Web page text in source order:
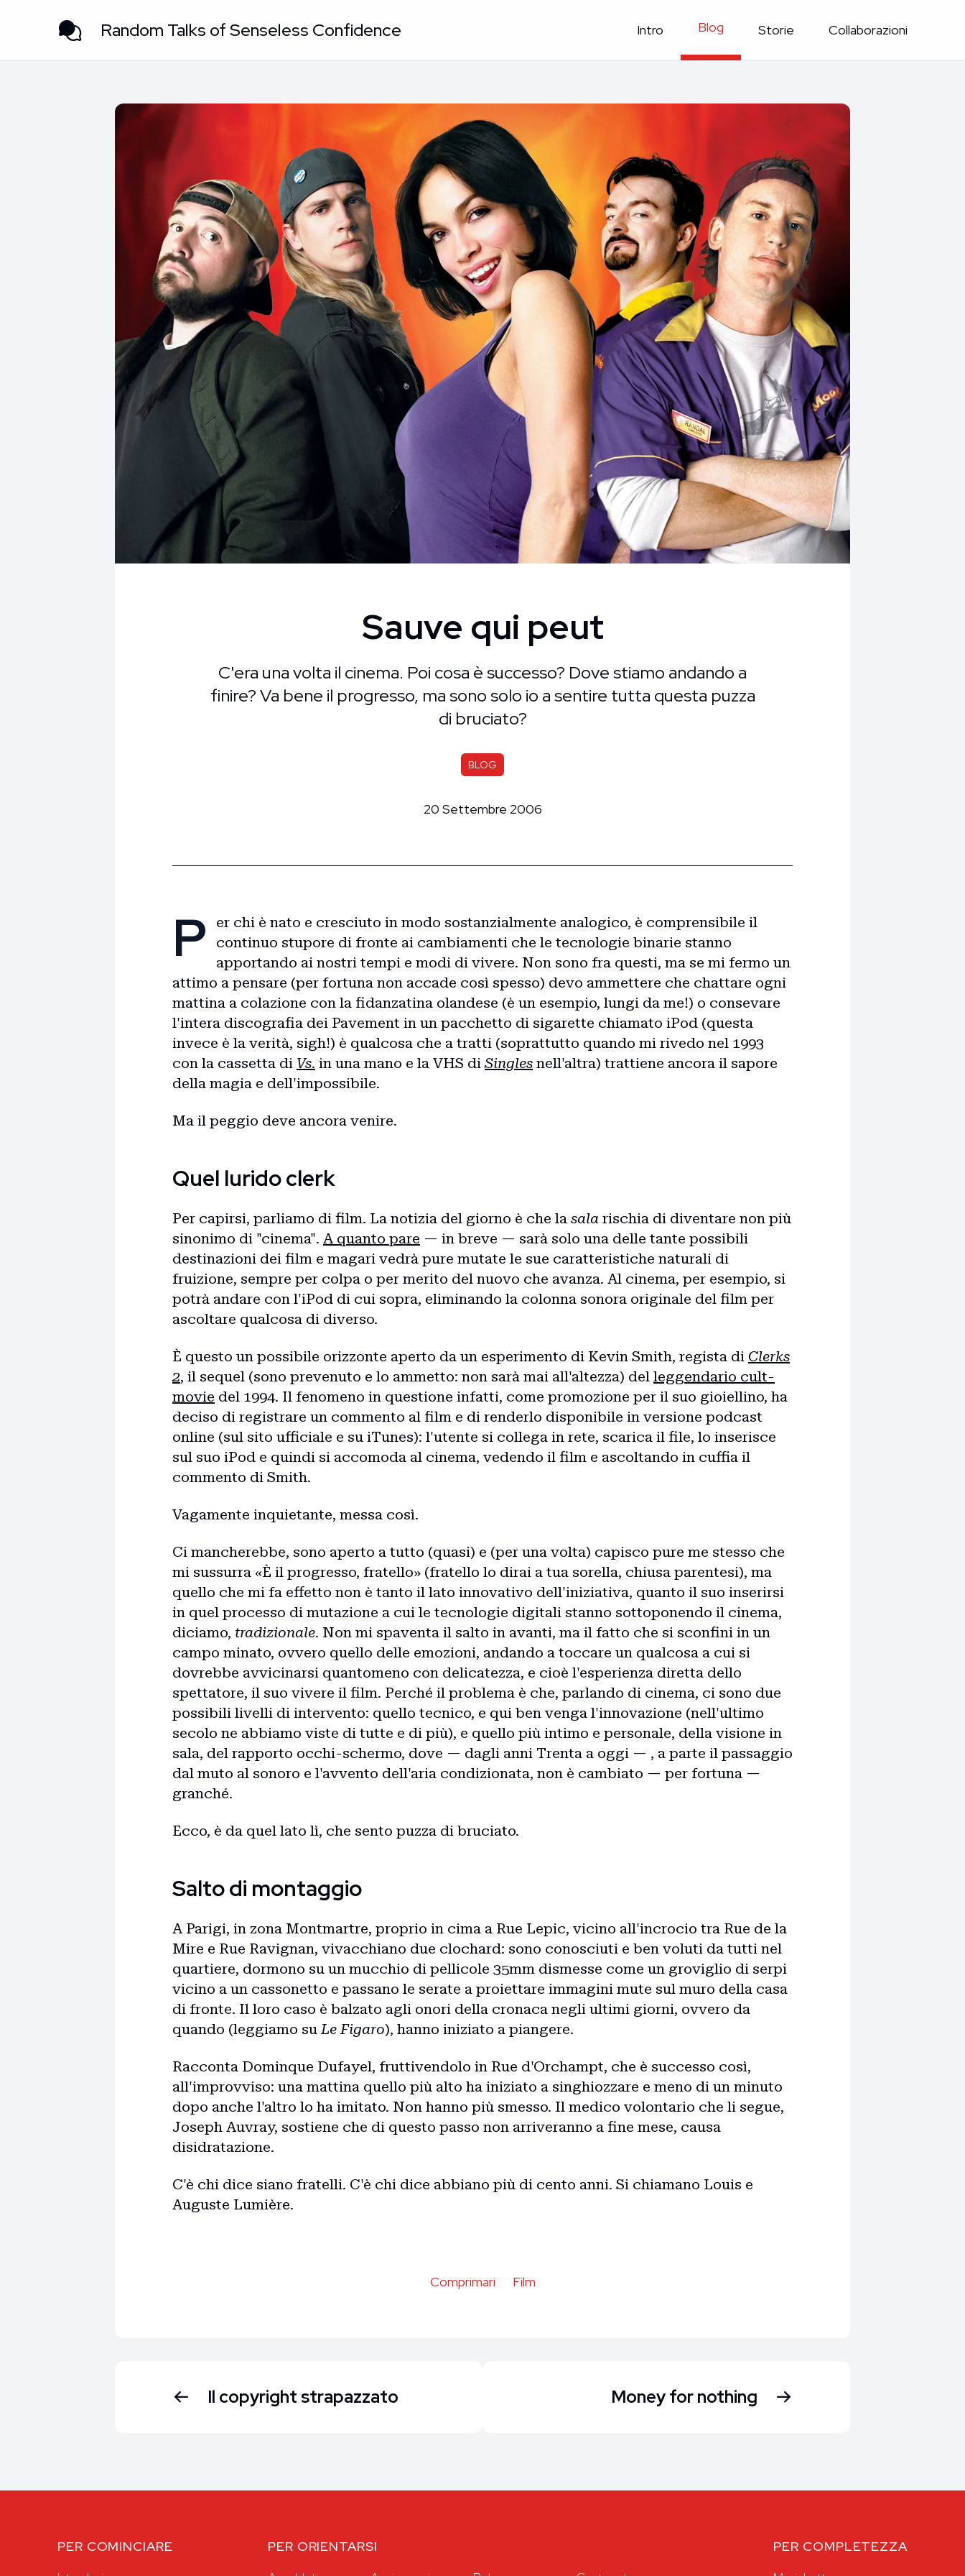
Random Talks of Senseless Confidence Intro Blog Storie Collaborazioni
Home
Intro
Blog
Collaborazioni
Sauve qui peut
C'era una volta il cinema. Poi cosa è successo? Dove stiamo andando a
finire? Va bene il progresso, ma sono solo io a sentire tutta questa puzza
di bruciato?
BLOG
20 Settembre 2006
P
er chi è nato e cresciuto in modo sostanzialmente analogico, è comprensibile il
continuo stupore di fronte ai cambiamenti che le tecnologie binarie stanno
apportando ai nostri tempi e modi di vivere. Non sono fra questi, ma se mi fermo un
attimo a pensare (per fortuna non accade così spesso) devo ammettere che chattare ogni
mattina a colazione con la fidanzatina olandese (è un esempio, lungi da me!) o consevare
l'intera discografia dei Pavement in un pacchetto di sigarette chiamato iPod (questa
invece è la verità, sigh!) è qualcosa che a tratti (soprattutto quando mi rivedo nel 1993
con la cassetta di Vs. in una mano e la VHS diSingles nell'altra) trattiene ancora il sapore
della magia e dell'impossibile.
Ma il peggio deve ancora venire.
Quel lurido clerk
Per capirsi, parliamo di film. La notizia del giorno è che la sala rischia di diventare non più
sinonimo di "cinema". A quanto pare — in breve — sarà solo una delle tante possibili
destinazioni dei film e magari vedrà pure mutate le sue caratteristiche naturali di
fruizione, sempre per colpa o per merito del nuovo che avanza. Al cinema, per esempio, si
potrà andare con l'iPod di cui sopra, eliminando la colonna sonora originale del film per
ascoltare qualcosa di diverso.
È questo un possibile orizzonte aperto da un esperimento di Kevin Smith, regista di Clerks
2, il sequel (sono prevenuto e lo ammetto: non sarà mai all'altezza) del leggendario cult-
movie del 1994. Il fenomeno in questione infatti, come promozione per il suo gioiellino, ha
deciso di registrare un commento al film e di renderlo disponibile in versione podcast
online (sul sito ufficiale e su iTunes): l'utente si collega in rete, scarica il file, lo inserisce
sul suo iPod e quindi si accomoda al cinema, vedendo il film e ascoltando in cuffia il
commento di Smith.
Vagamente inquietante, messa così.
Ci mancherebbe, sono aperto a tutto (quasi) e (per una volta) capisco pure me stesso che
mi sussurra «È il progresso, fratello» (fratello lo dirai a tua sorella, chiusa parentesi), ma
quello che mi fa effetto non è tanto il lato innovativo dell'iniziativa, quanto il suo inserirsi
in quel processo di mutazione a cui le tecnologie digitali stanno sottoponendo il cinema,
diciamo, tradizionale. Non mi spaventa il salto in avanti, ma il fatto che si sconfini in un
campo minato, ovvero quello delle emozioni, andando a toccare un qualcosa a cui si
dovrebbe avvicinarsi quantomeno con delicatezza, e cioè l'esperienza diretta dello
spettatore, il suo vivere il film. Perché il problema è che, parlando di cinema, ci sono due
possibili livelli di intervento: quello tecnico, e qui ben venga l'innovazione (nell'ultimo
secolo ne abbiamo viste di tutte e di più), e quello più intimo e personale, della visione in
sala, del rapporto occhi-schermo, dove — dagli anni Trenta a oggi — , a parte il passaggio
dal muto al sonoro e l'avvento dell'aria condizionata, non è cambiato — per fortuna —
granché.
Ecco, è da quel lato lì, che sento puzza di bruciato.
Salto di montaggio
A Parigi, in zona Montmartre, proprio in cima a Rue Lepic, vicino all'incrocio tra Rue de la
Mire e Rue Ravignan, vivacchiano due clochard: sono conosciuti e ben voluti da tutti nel
quartiere, dormono su un mucchio di pellicole 35mm dismesse come un groviglio di serpi
vicino a un cassonetto e passano le serate a proiettare immagini mute sul muro della casa
di fronte. Il loro caso è balzato agli onori della cronaca negli ultimi giorni, ovvero da
quando (leggiamo suLe Figaro), hanno iniziato a piangere.
Racconta Dominque Dufayel, fruttivendolo in Rue d'Orchampt, che è successo così,
all'improvviso: una mattina quello più alto ha iniziato a singhiozzare e meno di un minuto
dopo anche l'altro lo ha imitato. Non hanno più smesso. Il medico volontario che li segue,
Joseph Auvray, sostiene che di questo passo non arriveranno a fine mese, causa
disidratazione.
C'è chi dice siano fratelli. C'è chi dice abbiano più di cento anni. Si chiamano Louis e
Auguste Lumière.
Comprimari Film
Il copyright strapazzato Money for nothing
PER COMINCIARE
PER ORIENTARSI
PER COMPLETEZZA